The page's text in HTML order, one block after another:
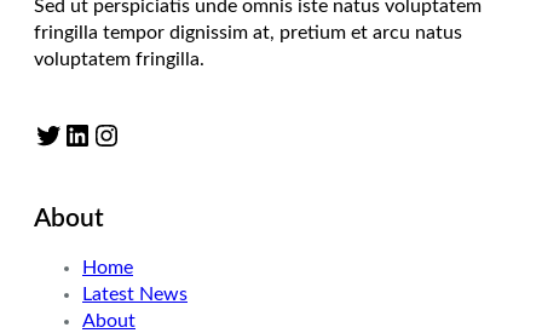
Sed ut perspiciatis unde omnis iste natus voluptatem
fringilla tempor dignissim at, pretium et arcu natus
voluptatem fringilla.
Twitter LinkedIn Instagram
About
Home
Latest News
About